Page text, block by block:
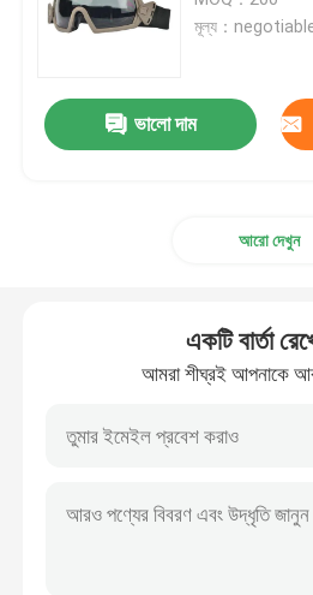
জলরোধী সুইম ক্যাপ
মোটরক্রস রেসিং গগলস
Polarized ক্রীড়া সানগ্লাস
শিল্প নিরাপত্তা গগলস
মূল্য：
ভালো দাম
আরো দেখুন
একটি বার্তা
আমরা শীঘ্রই আপনাকে